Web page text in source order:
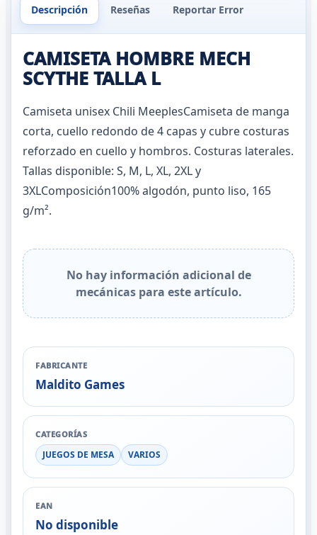
Descripción Reseñas Reportar Error
CAMISETA HOMBRE MECH
SCYTHE TALLA L
Camiseta unisex Chili MeeplesCamiseta de manga
corta, cuello redondo de 4 capas y cubre costuras
reforzado en cuello y hombros. Costuras laterales.
Tallas disponible: S, M, L, XL, 2XL y
3XLComposición100% algodón, punto liso, 165
g/m².
No hay información adicional de
mecánicas para este artículo.
FABRICANTE
Maldito Games
CATEGORÍAS
JUEGOS DE MESA VARIOS
EAN
No disponible